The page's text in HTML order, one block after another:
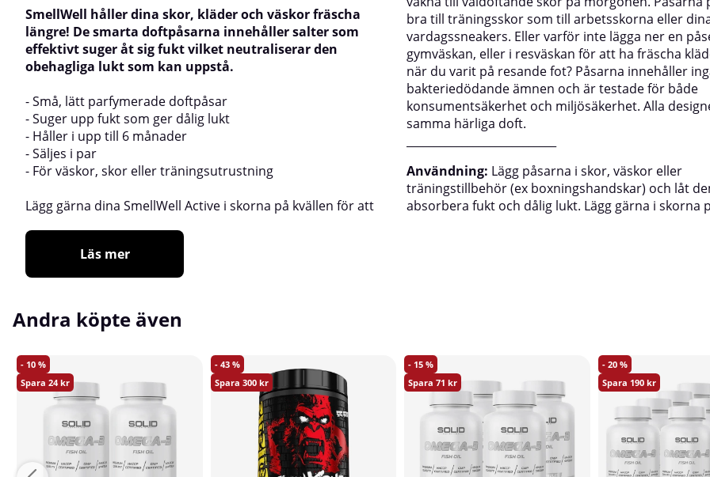
SmellWell håller dina skor, kläder och väskor fräscha
längre! De smarta doftpåsarna innehåller salter som
effektivt suger åt sig fukt vilket neutraliserar den
obehagliga lukt som kan uppstå.
- Små, lätt parfymerade doftpåsar
- Suger upp fukt som ger dålig lukt
- Håller i upp till 6 månader
- Säljes i par
- För väskor, skor eller träningsutrustning
Lägg gärna dina SmellWell Active i skorna på kvällen för att
bra till träningsskor som till arbetsskorna eller
vardagssneakers. Eller varför inte lägga ner en
gymväskan, eller i resväskan för att ha fräscha
när du varit på resande fot? Påsarna innehåller
bakteriedödande ämnen och är testade för både
konsumentsäkerhet och miljösäkerhet. Alla
samma härliga doft.
Användning: Lägg påsarna i skor, väskor eller
träningstillbehör (ex boxningshandskar) och låt
absorbera fukt och dålig lukt. Lägg gärna i skorna
Läs mer
Andra köpte även
10
24
43
300
15
71
20
190